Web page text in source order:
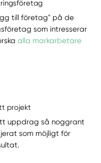
till företag" på de
som intresserar
alla markarbetare
projekt
uppdrag så noggrant
som möjligt för